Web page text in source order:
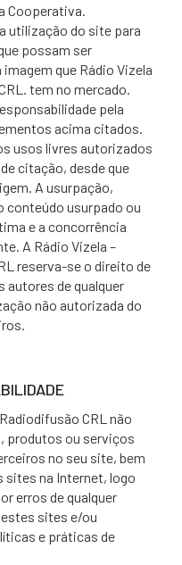
Cooperativa.
utilização do site para
possam ser
que Rádio Vizela
tem no mercado.
pela
acima citados.
usos livres autorizados
citação, desde que
A usurpação,
usurpado ou
e a concorrência
A Rádio Vizela –
reserva-se o direito de
autores de qualquer
não autorizada do
CRL não
produtos ou serviços
no seu site, bem
sites na Internet, logo
erros de qualquer
sites e/ou
e práticas de